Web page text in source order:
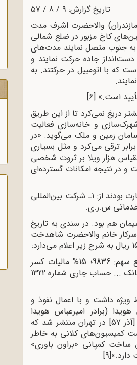
تاریخ گزارش: 9 / 8 / 57
والاحضرت اشرف مدت
کاخ مزبور در ضلع شمالی
جنوب متصل نمایند مدت‌های
جاده حرکت نمایند و
که با اتومبیل در حرکتند. به
است.» [6]
دریغ نمی‌کرد تا از این طریق
و خانه‌سازی فعالیت
زمین و ملک می‌گوید: «در
ترقى می‌کرد و مثل بسیارى
هزار ویلا بر ثروت شخصى
و در نتیجه امکانات گسترده‌ای
شرکت‌ها و مؤسسات عمرانى که اشرف مالک یا سهامدار عمده آن‌ها بود، عبارت بودند از: 1ـ شرکت بین‌المللی
هم بود. در سندی به تاریخ
«سرکار خانم والاحضرت شاهدخت
سود: 9836 سهم نسبت به تمام مدت سال: 000 / 754 / 14 ریال / جمع سهم: 9836؛ 15% مالیات کسر
می‌شود. مانده خالص سود: 12541900 ریال که طی چک شماره ... حواله نقدی بانک ... حساب جاری شماره 1322
داشت و با اعمال نفوذ و
(برادر امیرعباس هویدا
نخست‌وزیر شاه) در این رابطه می‌گوید: «جزوه‌ای در اواخر ماه دسامبر 1978 [آذر 57] در تهران منتشر شد که
کمیسیون‌های کلانی به خاطر
ساخت کمپانی «براون باوری»
دارد.»[9]